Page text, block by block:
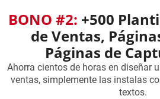
BONO #2: +500
de Ventas,
Páginas de
Ahorra cientos de horas en diseñar
ventas, simplemente las instalas
textos.